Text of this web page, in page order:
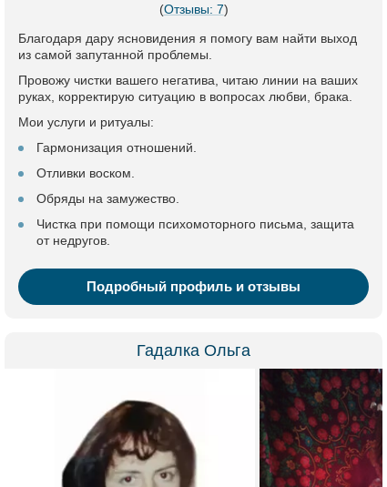
(Отзывы: 7)
Благодаря дару ясновидения я помогу вам найти выход
из самой запутанной проблемы.
Провожу чистки вашего негатива, читаю линии на ваших
руках, корректирую ситуацию в вопросах любви, брака.
Мои услуги и ритуалы:
Гармонизация отношений.
Отливки воском.
Обряды на замужество.
Чистка при помощи психомоторного письма, защита
от недругов.
Подробный профиль и отзывы
Гадалка Ольга